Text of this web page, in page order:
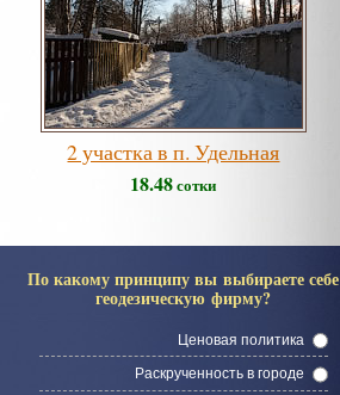
2 участка в п. Удельная
18.48сотки
По какому принципу вы выбираете себе
геодезическую фирму?
Ценовая политика
Раскрученность в городе